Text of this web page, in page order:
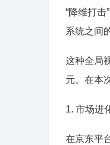
“降维打
系统之间
这种全局
元。在本
1. 市场进
在京东平